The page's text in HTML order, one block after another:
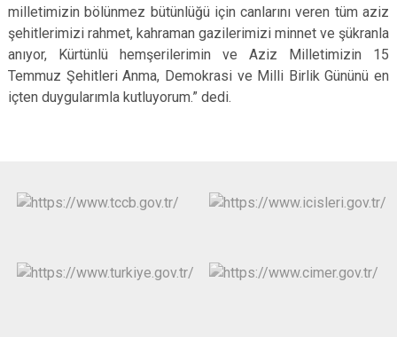
milletimizin bölünmez bütünlüğü için canlarını veren tüm aziz
şehitlerimizi rahmet, kahraman gazilerimizi minnet ve şükranla
anıyor, Kürtünlü hemşerilerimin ve Aziz Milletimizin 15
Temmuz Şehitleri Anma, Demokrasi ve Milli Birlik Gününü en
içten duygularımla kutluyorum.” dedi.